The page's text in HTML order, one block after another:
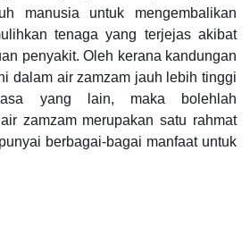
manusia untuk mengembalikan
tenaga yang terjejas akibat
penyakit. Oleh kerana kandungan
dalam air zamzam jauh lebih tinggi
yang lain, maka bolehlah
zamzam merupakan satu rahmat
berbagai-bagai manfaat untuk